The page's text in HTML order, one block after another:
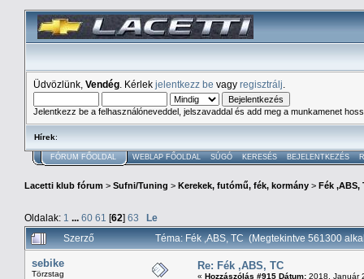
Üdvözlünk, Vendég . Kérlek jelentkezz be vagy regisztrálj
Jelentkezz be a felhasználóneveddel, jelszavaddal és add meg a munkamenet
Hírek:
FÓRUM FŐOLDAL WEBLAP FŐOLDAL SÚGÓ KERESÉS BEJELENTKEZÉS
Lacetti klub fórum > Sufni/Tuning > Kerekek, futómű, fék, kormány > Fék ,ABS,
Oldalak: 1 ... 60 61 [62] 63
Le
Szerző
Téma: Fék ,ABS, TC (Megtekintve 561300
sebike
Törzstag
Re: Fék ,ABS, TC
« Hozzászólás #915 Dátum: 2018. Január